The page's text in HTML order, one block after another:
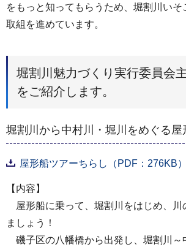
をもっと知ってもらうため、堀割川いそ
取組を進めています。
堀割川魅力づくり実行委員会
をご紹介します。
堀割川から中村川・堀川をめぐる屋
屋形船ツアーちらし（PDF：276KB）
【内容】
屋形船に乗って、堀割川をはじめ、川
ましょう！
磯子区の八幡橋から出発し、堀割川～